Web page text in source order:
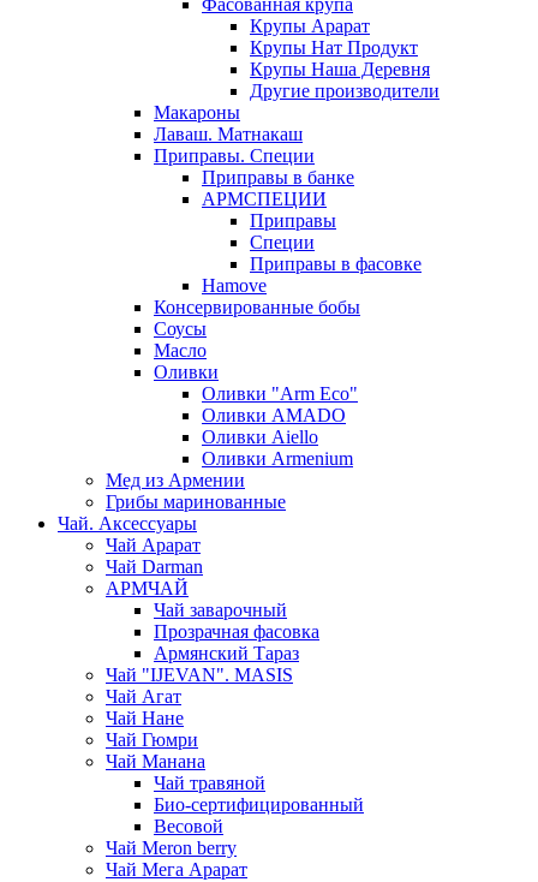
Фасованная крупа
Крупы Арарат
Крупы Нат Продукт
Крупы Наша Деревня
Другие производители
Макароны
Лаваш. Матнакаш
Приправы. Специи
Приправы в банке
АРМСПЕЦИИ
Приправы
Специи
Приправы в фасовке
Hamove
Консервированные бобы
Соусы
Масло
Оливки
Оливки "Arm Eco"
Оливки AMADO
Оливки Aiello
Оливки Armenium
Мед из Армении
Грибы маринованные
Чай. Аксессуары
Чай Арарат
Чай Darman
АРМЧАЙ
Чай заварочный
Прозрачная фасовка
Армянский Тараз
Чай "IJEVAN". MASIS
Чай Агат
Чай Нане
Чай Гюмри
Чай Манана
Чай травяной
Био-сертифицированный
Весовой
Чай Meron berry
Чай Мега Арарат